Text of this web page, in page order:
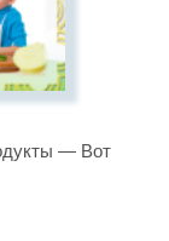
— Вот